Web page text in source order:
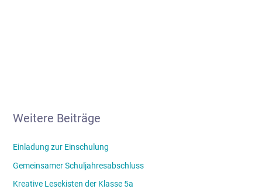
Weitere Beiträge
Einladung zur Einschulung
Gemeinsamer Schuljahresabschluss
Kreative Lesekisten der Klasse 5a